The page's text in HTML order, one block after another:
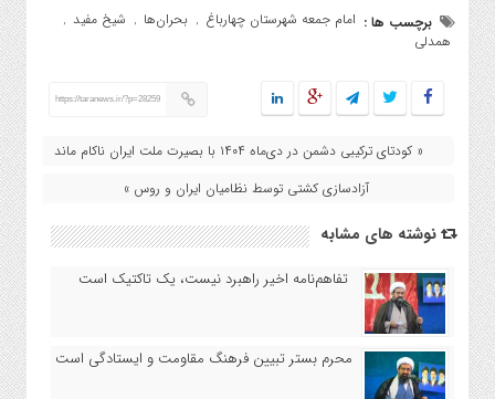
برچسب ها : امام جمعه شهرستان چهارباغ , بحران‌ها , شیخ مفید ,
همدلی
https://taranews.ir/?p=28259
« کودتای ترکیبی دشمن در دی‌ماه ۱۴۰۴ با بصیرت ملت ایران ناکام ماند
آزادسازی کشتی توسط نظامیان ایران و روس »
نوشته های مشابه
تفاهم‌نامه اخیر راهبرد نیست، یک تاکتیک است
محرم بستر تبیین فرهنگ مقاومت و ایستادگی است